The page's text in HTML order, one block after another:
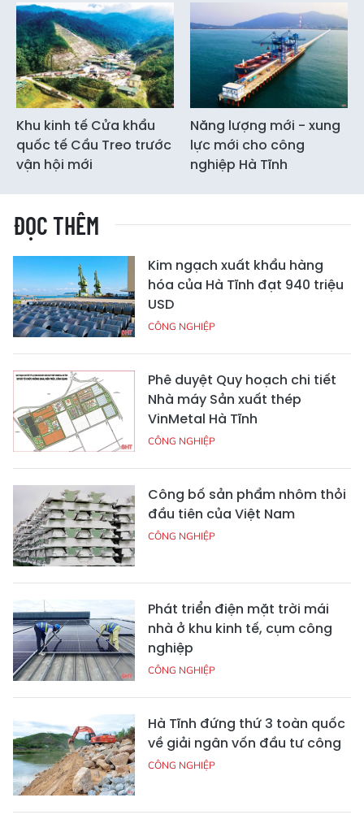
Khu kinh tế Cửa khẩu
quốc tế Cầu Treo trước
vận hội mới
Năng lượng mới - xung
lực mới cho công
nghiệp Hà Tĩnh
ĐỌC THÊM
Kim ngạch xuất khẩu hàng
hóa của Hà Tĩnh đạt 940 triệu
USD
CÔNG NGHIỆP
Phê duyệt Quy hoạch chi tiết
Nhà máy Sản xuất thép
VinMetal Hà Tĩnh
CÔNG NGHIỆP
Công bố sản phẩm nhôm thỏi
đầu tiên của Việt Nam
CÔNG NGHIỆP
Phát triển điện mặt trời mái
nhà ở khu kinh tế, cụm công
nghiệp
CÔNG NGHIỆP
Hà Tĩnh đứng thứ 3 toàn quốc
về giải ngân vốn đầu tư công
CÔNG NGHIỆP